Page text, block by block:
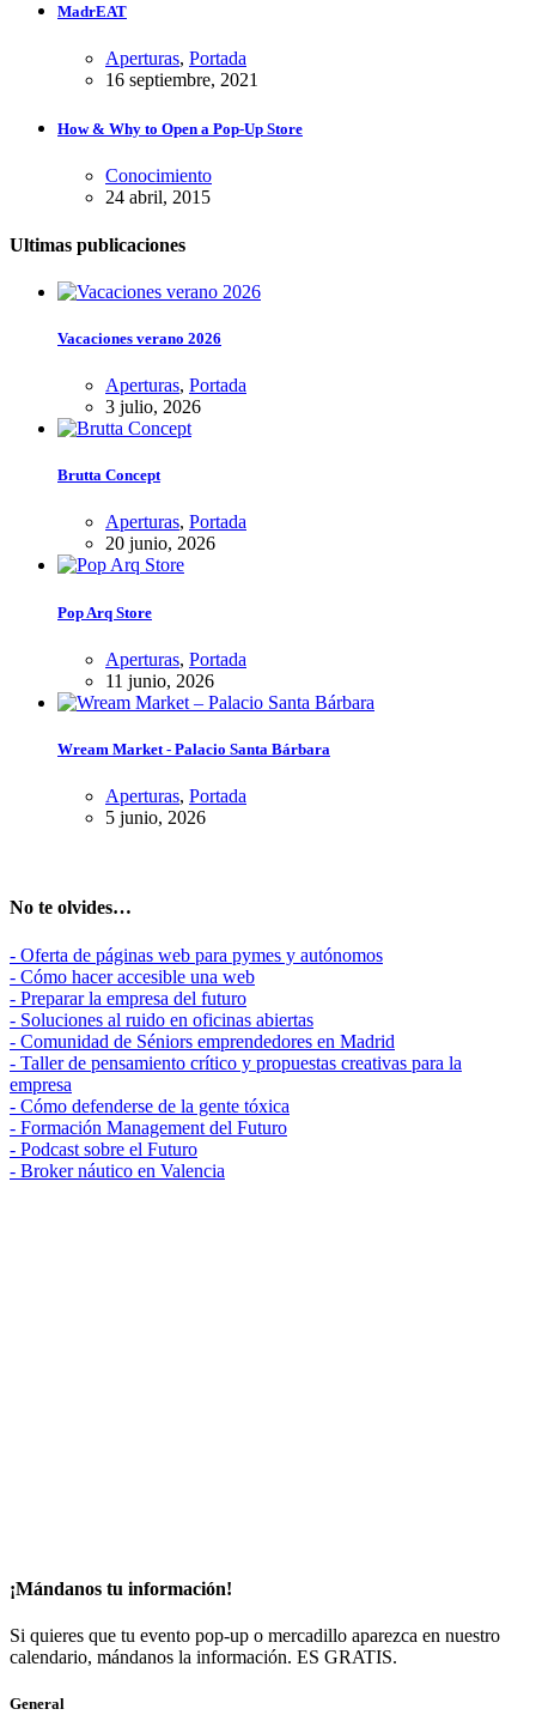
MadrEAT
Aperturas, Portada
16 septiembre, 2021
How & Why to Open a Pop-Up Store
Conocimiento
24 abril, 2015
Ultimas publicaciones
Vacaciones verano 2026
Aperturas, Portada
3 julio, 2026
Brutta Concept
Aperturas, Portada
20 junio, 2026
Pop Arq Store
Aperturas, Portada
11 junio, 2026
Wream Market - Palacio Santa Bárbara
Aperturas, Portada
5 junio, 2026
No te olvides…
- Oferta de páginas web para pymes y autónomos
- Cómo hacer accesible una web
- Preparar la empresa del futuro
- Soluciones al ruido en oficinas abiertas
- Comunidad de Séniors emprendedores en Madrid
- Taller de pensamiento crítico y propuestas creativas para la
empresa
- Cómo defenderse de la gente tóxica
- Formación Management del Futuro
- Podcast sobre el Futuro
- Broker náutico en Valencia
¡Mándanos tu información!
Si quieres que tu evento pop-up o mercadillo aparezca en nuestro
calendario, mándanos la información. ES GRATIS.
General